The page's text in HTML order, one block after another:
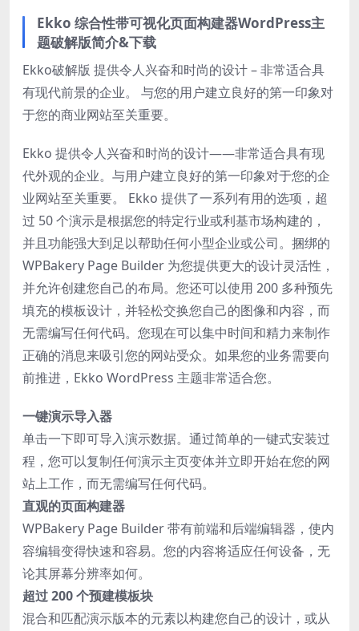
Ekko 综合性带可视化页面构建器WordPress主
题破解版简介&下载
Ekko破解版 提供令人兴奋和时尚的设计 – 非常适合具
有现代前景的企业。 与您的用户建立良好的第一印象对
于您的商业网站至关重要。
Ekko 提供令人兴奋和时尚的设计——非常适合具有现
代外观的企业。与用户建立良好的第一印象对于您的企
业网站至关重要。 Ekko 提供了一系列有用的选项，超
过 50 个演示是根据您的特定行业或利基市场构建的，
并且功能强大到足以帮助任何小型企业或公司。捆绑的
WPBakery Page Builder 为您提供更大的设计灵活性，
并允许创建您自己的布局。您还可以使用 200 多种预先
填充的模板设计，并轻松交换您自己的图像和内容，而
无需编写任何代码。您现在可以集中时间和精力来制作
正确的消息来吸引您的网站受众。如果您的业务需要向
前推进，Ekko WordPress 主题非常适合您。
一键演示导入器
单击一下即可导入演示数据。通过简单的一键式安装过
程，您可以复制任何演示主页变体并立即开始在您的网
站上工作，而无需编写任何代码。
直观的页面构建器
WPBakery Page Builder 带有前端和后端编辑器，使内
容编辑变得快速和容易。您的内容将适应任何设备，无
论其屏幕分辨率如何。
超过 200 个预建模板块
混合和匹配演示版本的元素以构建您自己的设计，或从